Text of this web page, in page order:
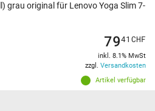
grau original für Lenovo Yoga Slim 7-
Artikel verfügbar
7941 CHF
inkl. 8.1% MwSt
zzgl. Versandkosten